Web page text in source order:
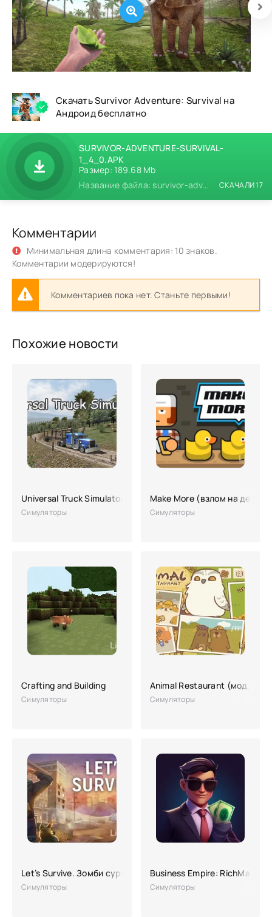
Скачать Survivor Adventure: Survival на
Андроид бесплатно
SURVIVOR-ADVENTURE-SURVIVAL-
1_4_0.APK
Размер: 189.68 Mb
Название файла: survivor-adventure-survival-1_4_0.apk
СКАЧАЛИ 17
Комментарии
Минимальная длина комментария: 10 знаков.
Комментарии модерируются!
Комментариев пока нет. Станьте первыми!
Похожие новости
Universal Truck Simulator
Симуляторы
Make More (взлом на
Симуляторы
Crafting and Building
Симуляторы
Animal Restaurant (мод, без
Симуляторы
Let’s Survive. Зомби сурвайвал
Симуляторы
Business Empire: RichMan
Симуляторы